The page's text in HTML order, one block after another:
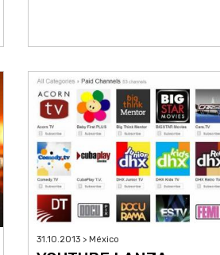
31.10.2013 > México